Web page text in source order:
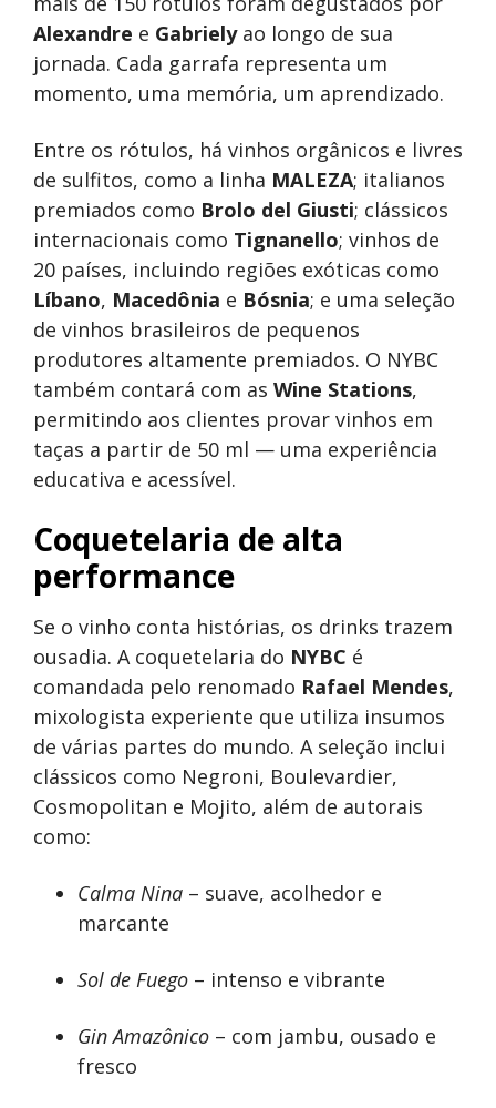
Alexandre e Gabrielyao longo de sua
jornada. Cada garrafa representa um
momento, uma memória, um aprendizado.
Entre os rótulos, há vinhos orgânicos e livres
de sulfitos, como a linha MALEZA; italianos
premiados como Brolo del Giusti; clássicos
internacionais como Tignanello; vinhos de
20 países, incluindo regiões exóticas como
Líbano, Macedônia e Bósnia; e uma seleção
de vinhos brasileiros de pequenos
produtores altamente premiados. O NYBC
também contará com as Wine Stations,
permitindo aos clientes provar vinhos em
taças a partir de 50 ml — uma experiência
educativa e acessível.
Coquetelaria de alta
performance
Se o vinho conta histórias, os drinks trazem
ousadia. A coquetelaria do NYBC é
comandada pelo renomado Rafael Mendes,
mixologista experiente que utiliza insumos
de várias partes do mundo. A seleção inclui
clássicos como Negroni, Boulevardier,
Cosmopolitan e Mojito, além de autorais
como:
Calma Nina – suave, acolhedor e
marcante
Sol de Fuego – intenso e vibrante
Gin Amazônico – com jambu, ousado e
fresco